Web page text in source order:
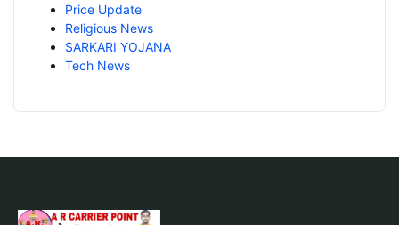
Price Update
Religious News
SARKARI YOJANA
Tech News